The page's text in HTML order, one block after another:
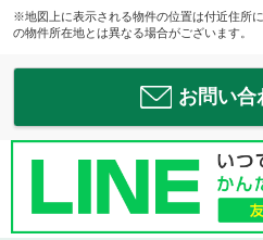
※地図上に表示される物件の位置は付近住所
の物件所在地とは異なる場合がございます。
お問い合